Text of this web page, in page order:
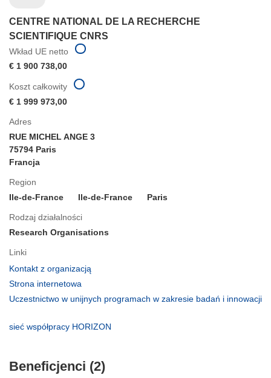
CENTRE NATIONAL DE LA RECHERCHE
SCIENTIFIQUE CNRS
Wkład UE netto
€ 1 900 738,00
Adres
RUE MICHEL ANGE 3
75794 Paris
Francja
Region
Ile-de-France
Ile-de-France Paris
Rodzaj działalności
Research Organisations
Linki
Kontakt z organizacją
oknie)
Strona internetowa
otworzy
Uczestnictwo w unijnych programach w zakresie badań i innowacji
otworzy
nowym
sieć współpracy HORIZON
Koszt całkowity
€ 1 999 973,00
Beneficjenci (2)